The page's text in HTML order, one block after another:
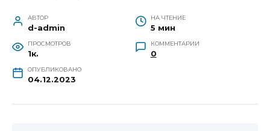
АВТОР
d-admin
НА ЧТЕНИЕ
5 мин
ПРОСМОТРОВ
1к.
КОММЕНТАРИИ
0
ОПУБЛИКОВАНО
04.12.2023